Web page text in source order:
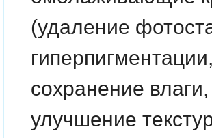
(удаление
гиперпигментации,
сохранение влаги,
улучшение